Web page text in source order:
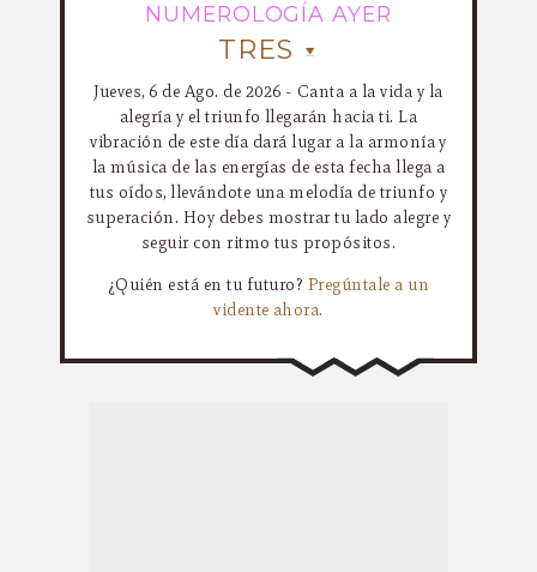
NUMEROLOGÍA AYER
TRES
Jueves, 6 de Ago. de 2026 - Canta a la vida y la
alegría y el triunfo llegarán hacia ti. La
vibración de este día dará lugar a la armonía y
la música de las energías de esta fecha llega a
tus oídos, llevándote una melodía de triunfo y
superación. Hoy debes mostrar tu lado alegre y
seguir con ritmo tus propósitos.
¿Quién está en tu futuro? Pregúntale a un
vidente ahora.